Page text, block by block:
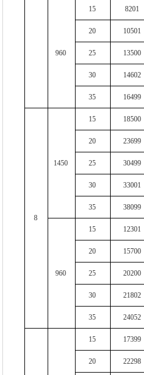
960
15 8201
20 10501
25 13500
30 14602
35 16499
8
1450
15 18500
20 23699
25 30499
30 33001
35 38099
960
15 12301
20 15700
25 20200
30 21802
35 24052
15 17399
20 22298